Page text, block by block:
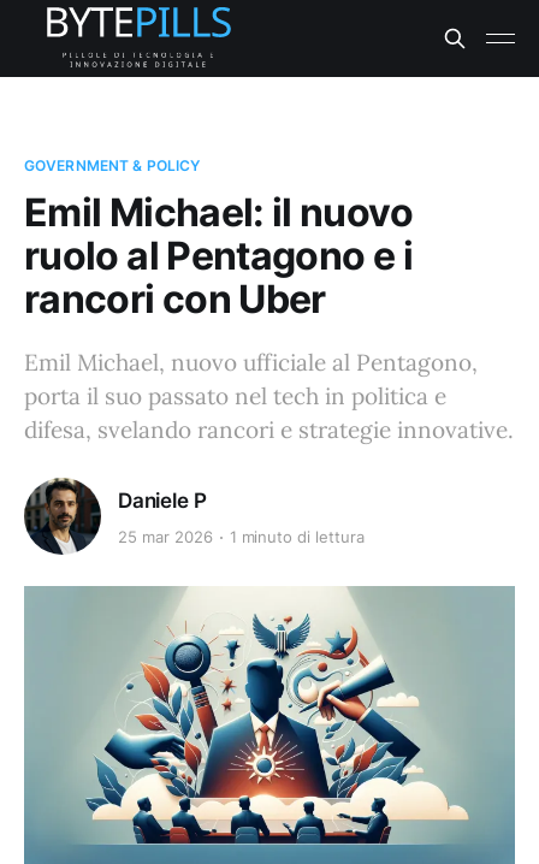
GOVERNMENT & POLICY
Emil Michael: il nuovo
ruolo al Pentagono e i
rancori con Uber
Emil Michael, nuovo ufficiale al Pentagono,
porta il suo passato nel tech in politica e
difesa, svelando rancori e strategie innovative.
Daniele P
25 mar 2026 1 minuto di lettura